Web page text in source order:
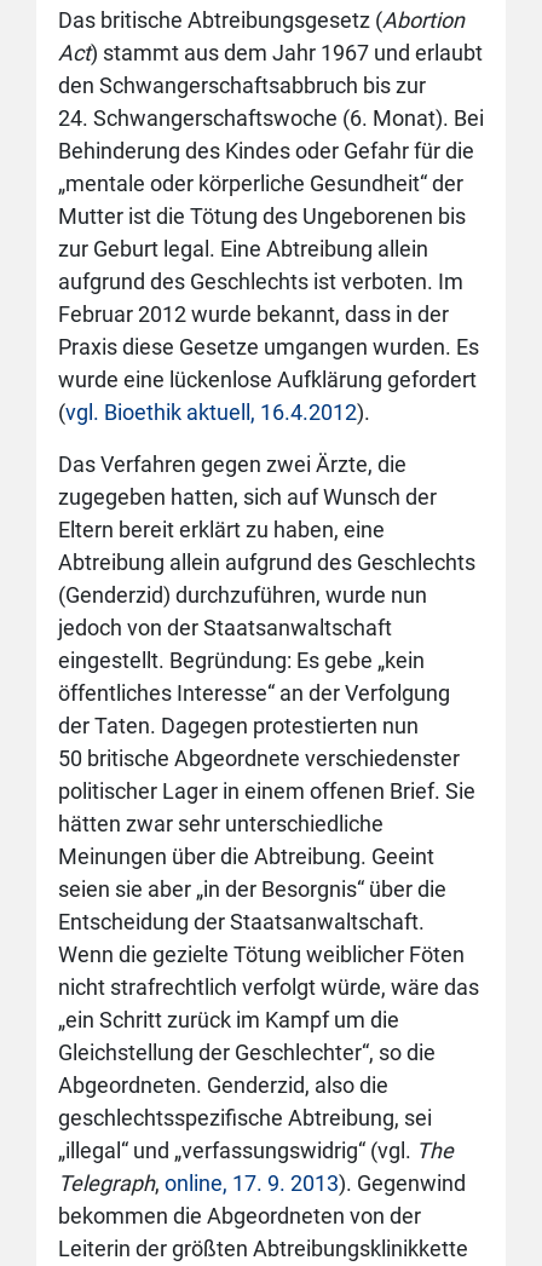
Das britische Abtreibungsgesetz (Abortion
Act) stammt aus dem Jahr 1967 und erlaubt
den Schwangerschaftsabbruch bis zur
24. Schwangerschaftswoche (6. Monat). Bei
Behinderung des Kindes oder Gefahr für die
„mentale oder körperliche Gesundheit“ der
Mutter ist die Tötung des Ungeborenen bis
zur Geburt legal. Eine Abtreibung allein
aufgrund des Geschlechts ist verboten. Im
Februar 2012 wurde bekannt, dass in der
Praxis diese Gesetze umgangen wurden. Es
wurde eine lückenlose Aufklärung gefordert
(vgl. Bioethik aktuell, 16.4.2012).
Das Verfahren gegen zwei Ärzte, die
zugegeben hatten, sich auf Wunsch der
Eltern bereit erklärt zu haben, eine
Abtreibung allein aufgrund des Geschlechts
(Genderzid) durchzuführen, wurde nun
jedoch von der Staatsanwaltschaft
eingestellt. Begründung: Es gebe „kein
öffentliches Interesse“ an der Verfolgung
der Taten. Dagegen protestierten nun
50 britische Abgeordnete verschiedenster
politischer Lager in einem offenen Brief. Sie
hätten zwar sehr unterschiedliche
Meinungen über die Abtreibung. Geeint
seien sie aber „in der Besorgnis“ über die
Entscheidung der Staatsanwaltschaft.
Wenn die gezielte Tötung weiblicher Föten
nicht strafrechtlich verfolgt würde, wäre das
„ein Schritt zurück im Kampf um die
Gleichstellung der Geschlechter“, so die
Abgeordneten. Genderzid, also die
geschlechtsspezifische Abtreibung, sei
„illegal“ und „verfassungswidrig“ (vgl. The
Telegraph, online, 17. 9. 2013). Gegenwind
bekommen die Abgeordneten von der
Leiterin der größten Abtreibungsklinikkette